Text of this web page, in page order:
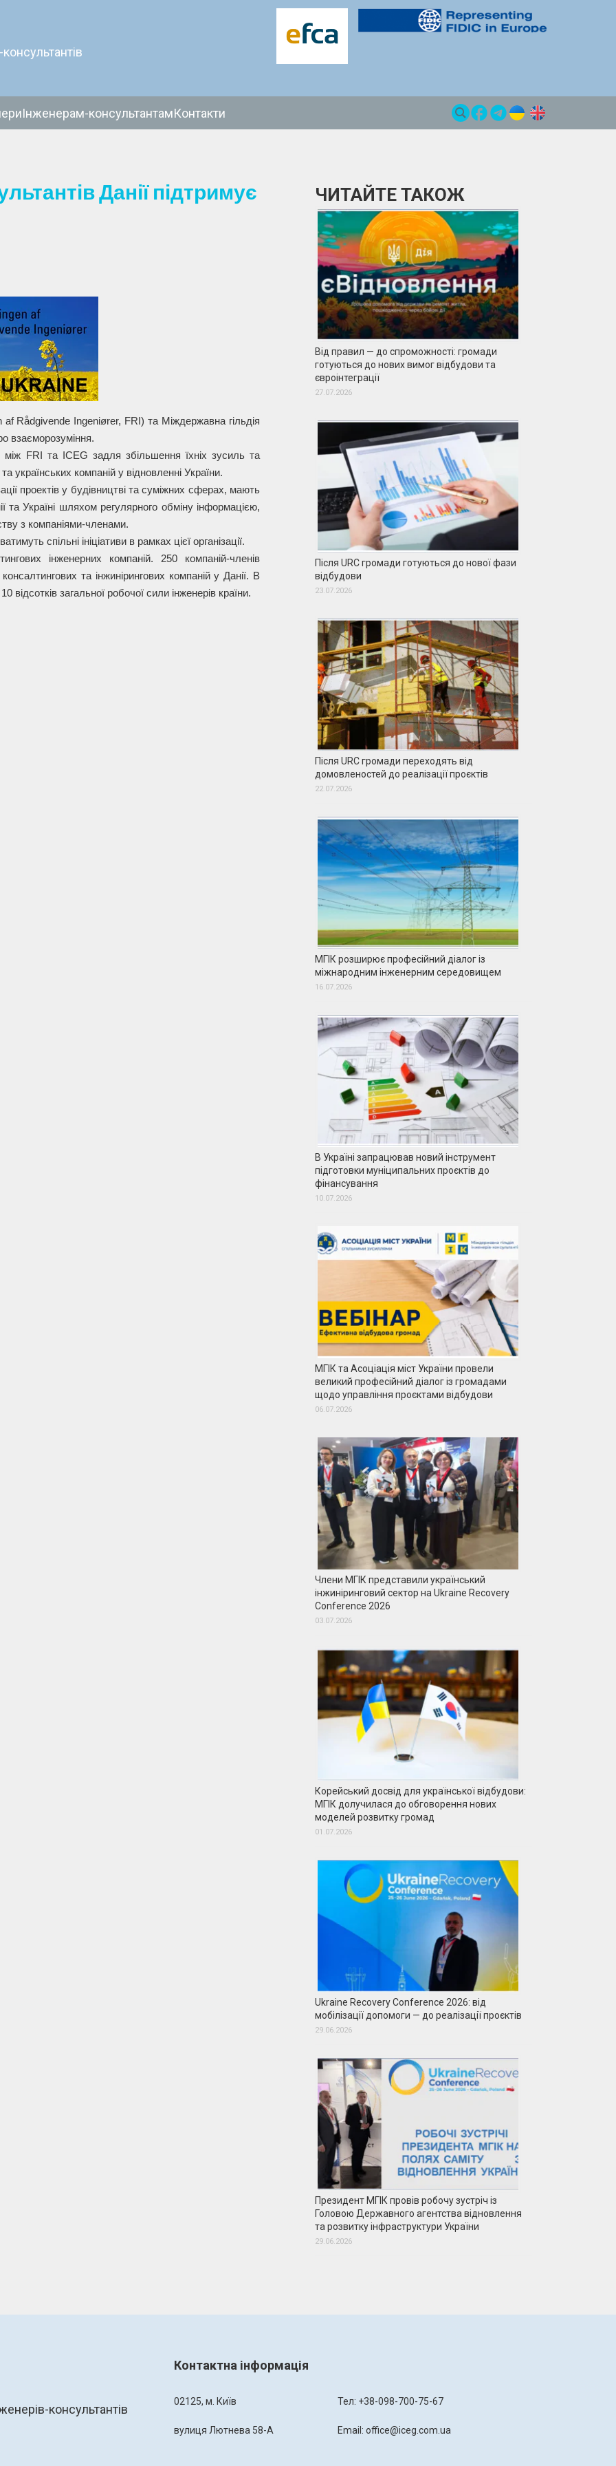
Інженерам-консультантамКонтакти
Данії підтримує
af Rådgivende Ingeniører, FRI) та Міждержавна гільдія
взаєморозуміння.
FRI та ICEG задля збільшення їхніх зусиль та
українських компаній у відновленні України.
проектів у будівництві та суміжних сферах, мають
та Україні шляхом регулярного обміну інформацією,
з компаніями-членами.
спільні ініціативи в рамках цієї організації.
інженерних компаній. 250 компаній-членів
та інжинірингових компаній у Данії. В
загальної робочої сили інженерів країни.
ЧИТАЙТЕ ТАКОЖ
Від правил — до спроможності: громади
готуються до нових вимог відбудови та
євроінтеграції
27.07.2026
Після URC громади готуються до нової фази
відбудови
23.07.2026
Після URC громади переходять від
домовленостей до реалізації проєктів
22.07.2026
МГІК розширює професійний діалог із
міжнародним інженерним середовищем
16.07.2026
В Україні запрацював новий інструмент
підготовки муніципальних проєктів до
фінансування
10.07.2026
МГІК та Асоціація міст України провели
великий професійний діалог із громадами
щодо управління проєктами відбудови
06.07.2026
Члени МГІК представили український
інжиніринговий сектор на Ukraine Recovery
Conference 2026
03.07.2026
Корейський досвід для української відбудови:
МГІК долучилася до обговорення нових
моделей розвитку громад
01.07.2026
Ukraine Recovery Conference 2026: від
мобілізації допомоги — до реалізації проєктів
29.06.2026
Президент МГІК провів робочу зустріч із
Головою Державного агентства відновлення
та розвитку інфраструктури України
29.06.2026
консультантів
Контактна інформація
02125, м. Київ
вулиця Лютнева 58-А
Тел: +38-098-700-75-67
Email: office@iceg.com.ua